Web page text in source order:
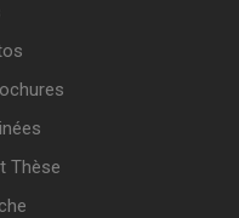
Thèse